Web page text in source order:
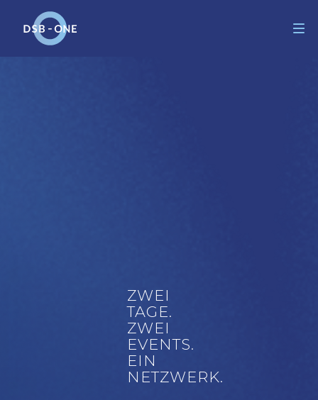
ZWEI
TAGE.
ZWEI
EVENTS.
EIN
NETZWERK.